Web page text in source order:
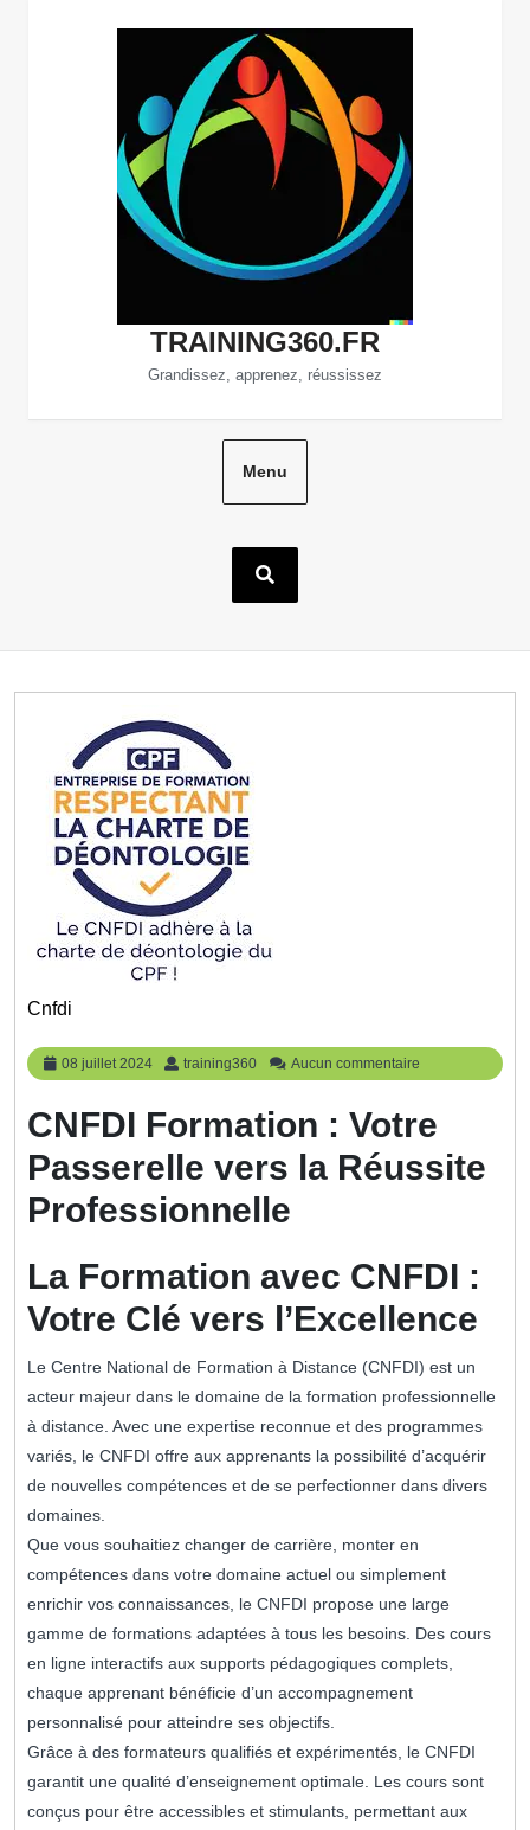
TRAINING360.FR
Grandissez, apprenez, réussissez
Menu
Cnfdi
08 juillet 2024
08
juillet
training360 training360
Aucun commentaire
CNFDI Formation : Votre
Passerelle vers la Réussite
Professionnelle
La Formation avec CNFDI :
Votre Clé vers l’Excellence
Le Centre National de Formation à Distance (CNFDI) est un
acteur majeur dans le domaine de la formation professionnelle
à distance. Avec une expertise reconnue et des programmes
variés, le CNFDI offre aux apprenants la possibilité d’acquérir
de nouvelles compétences et de se perfectionner dans divers
domaines.
Que vous souhaitiez changer de carrière, monter en
compétences dans votre domaine actuel ou simplement
enrichir vos connaissances, le CNFDI propose une large
gamme de formations adaptées à tous les besoins. Des cours
en ligne interactifs aux supports pédagogiques complets,
chaque apprenant bénéficie d’un accompagnement
personnalisé pour atteindre ses objectifs.
Grâce à des formateurs qualifiés et expérimentés, le CNFDI
garantit une qualité d’enseignement optimale. Les cours sont
conçus pour être accessibles et stimulants, permettant aux